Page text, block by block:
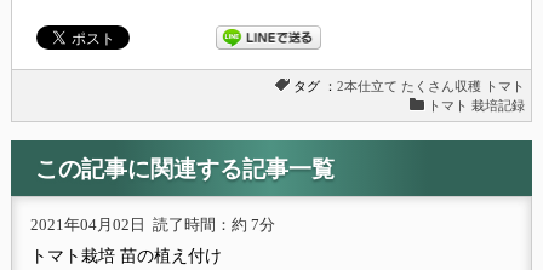
タグ ：2本仕立て たくさん収穫
トマト
トマト 栽培記録
この記事に関連する記事一覧
2021年04月02日 読了時間：約 7分
トマト栽培 苗の植え付け